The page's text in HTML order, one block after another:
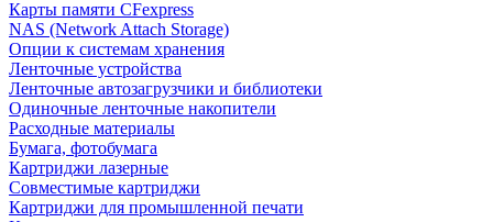
Карты памяти CFexpress
NAS (Network Attach Storage)
Опции к системам хранения
Ленточные устройства
Ленточные автозагрузчики и библиотеки
Одиночные ленточные накопители
Расходные материалы
Бумага, фотобумага
Картриджи лазерные
Совместимые картриджи
Картриджи для промышленной печати